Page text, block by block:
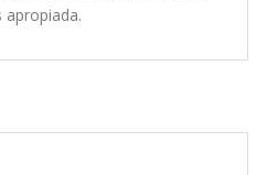
apropiada.